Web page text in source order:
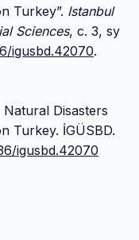
Turkey”. Istanbul
Sciences, c. 3, sy
igusbd.42070.
Disasters
Turkey. İGÜSBD.
igusbd.42070